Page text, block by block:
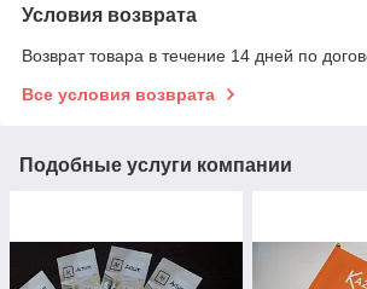
Условия возврата
Возврат товара в течение 14 дней по
Все условия возврата
Подобные услуги компании